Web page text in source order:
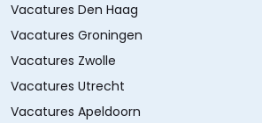
Vacatures Den Haag
Vacatures Groningen
Vacatures Zwolle
Vacatures Utrecht
Vacatures Apeldoorn